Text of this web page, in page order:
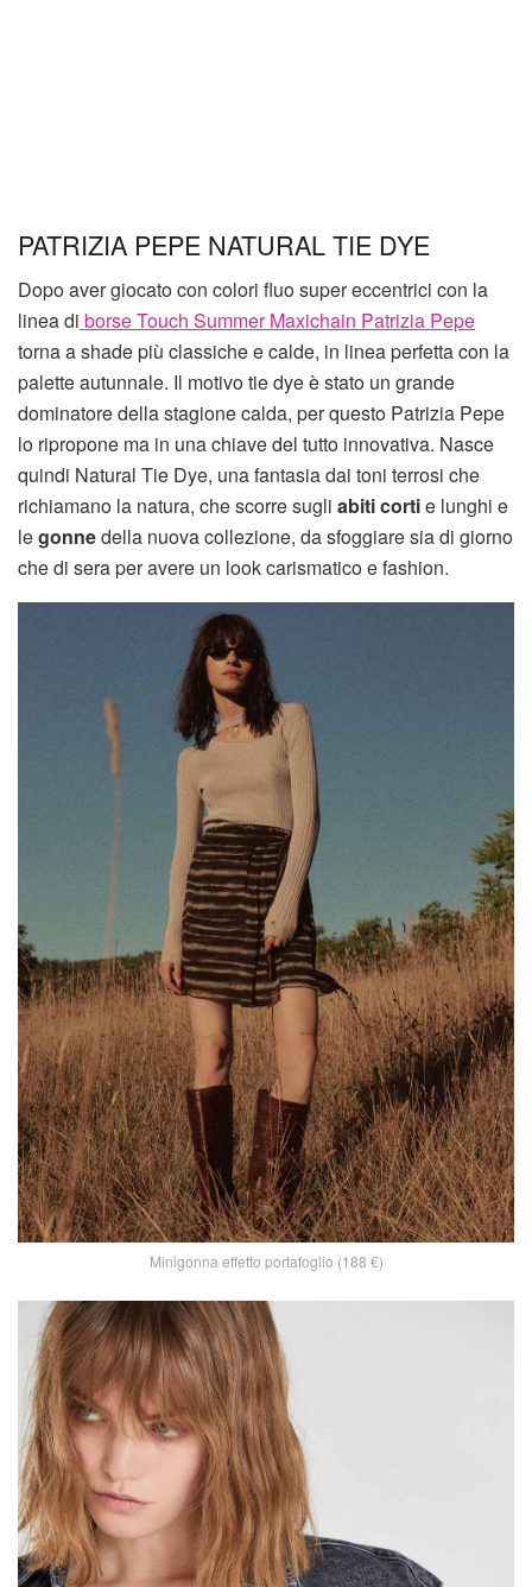
PATRIZIA PEPE NATURAL TIE DYE
Dopo aver giocato con colori fluo super eccentrici con la
linea di borse Touch Summer Maxichain Patrizia Pepe
torna a shade più classiche e calde, in linea perfetta con la
palette autunnale. Il motivo tie dye è stato un grande
dominatore della stagione calda, per questo Patrizia Pepe
lo ripropone ma in una chiave del tutto innovativa. Nasce
quindi Natural Tie Dye, una fantasia dai toni terrosi che
richiamano la natura, che scorre sugli abiti cortie lunghi e
legonnedella nuova collezione, da sfoggiare sia di giorno
che di sera per avere un look carismatico e fashion.
Minigonna effetto portafoglio (188 €)